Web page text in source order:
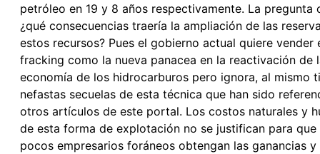
petróleo en 19 y 8 años respectivamente. La pregunta
¿qué consecuencias traería la ampliación de las
estos recursos? Pues el gobierno actual quiere vender
fracking como la nueva panacea en la reactivación de
economía de los hidrocarburos pero ignora, al mismo
nefastas secuelas de esta técnica que han sido
otros artículos de este portal. Los costos naturales y
de esta forma de explotación no se justifican para que
pocos empresarios foráneos obtengan las ganancias y